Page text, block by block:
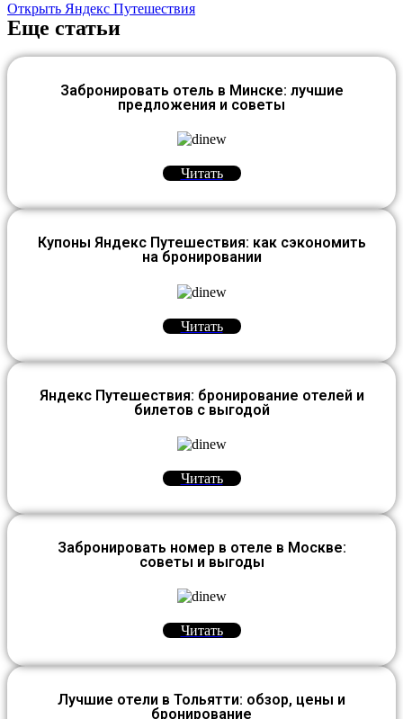
Открыть Яндекс Путешествия
Еще статьи
Забронировать отель в Минске: лучшие
предложения и советы
Читать
Купоны Яндекс Путешествия: как сэкономить
на бронировании
Читать
Яндекс Путешествия: бронирование отелей и
билетов с выгодой
Читать
Забронировать номер в отеле в Москве:
советы и выгоды
Читать
Лучшие отели в Тольятти: обзор, цены и
бронирование